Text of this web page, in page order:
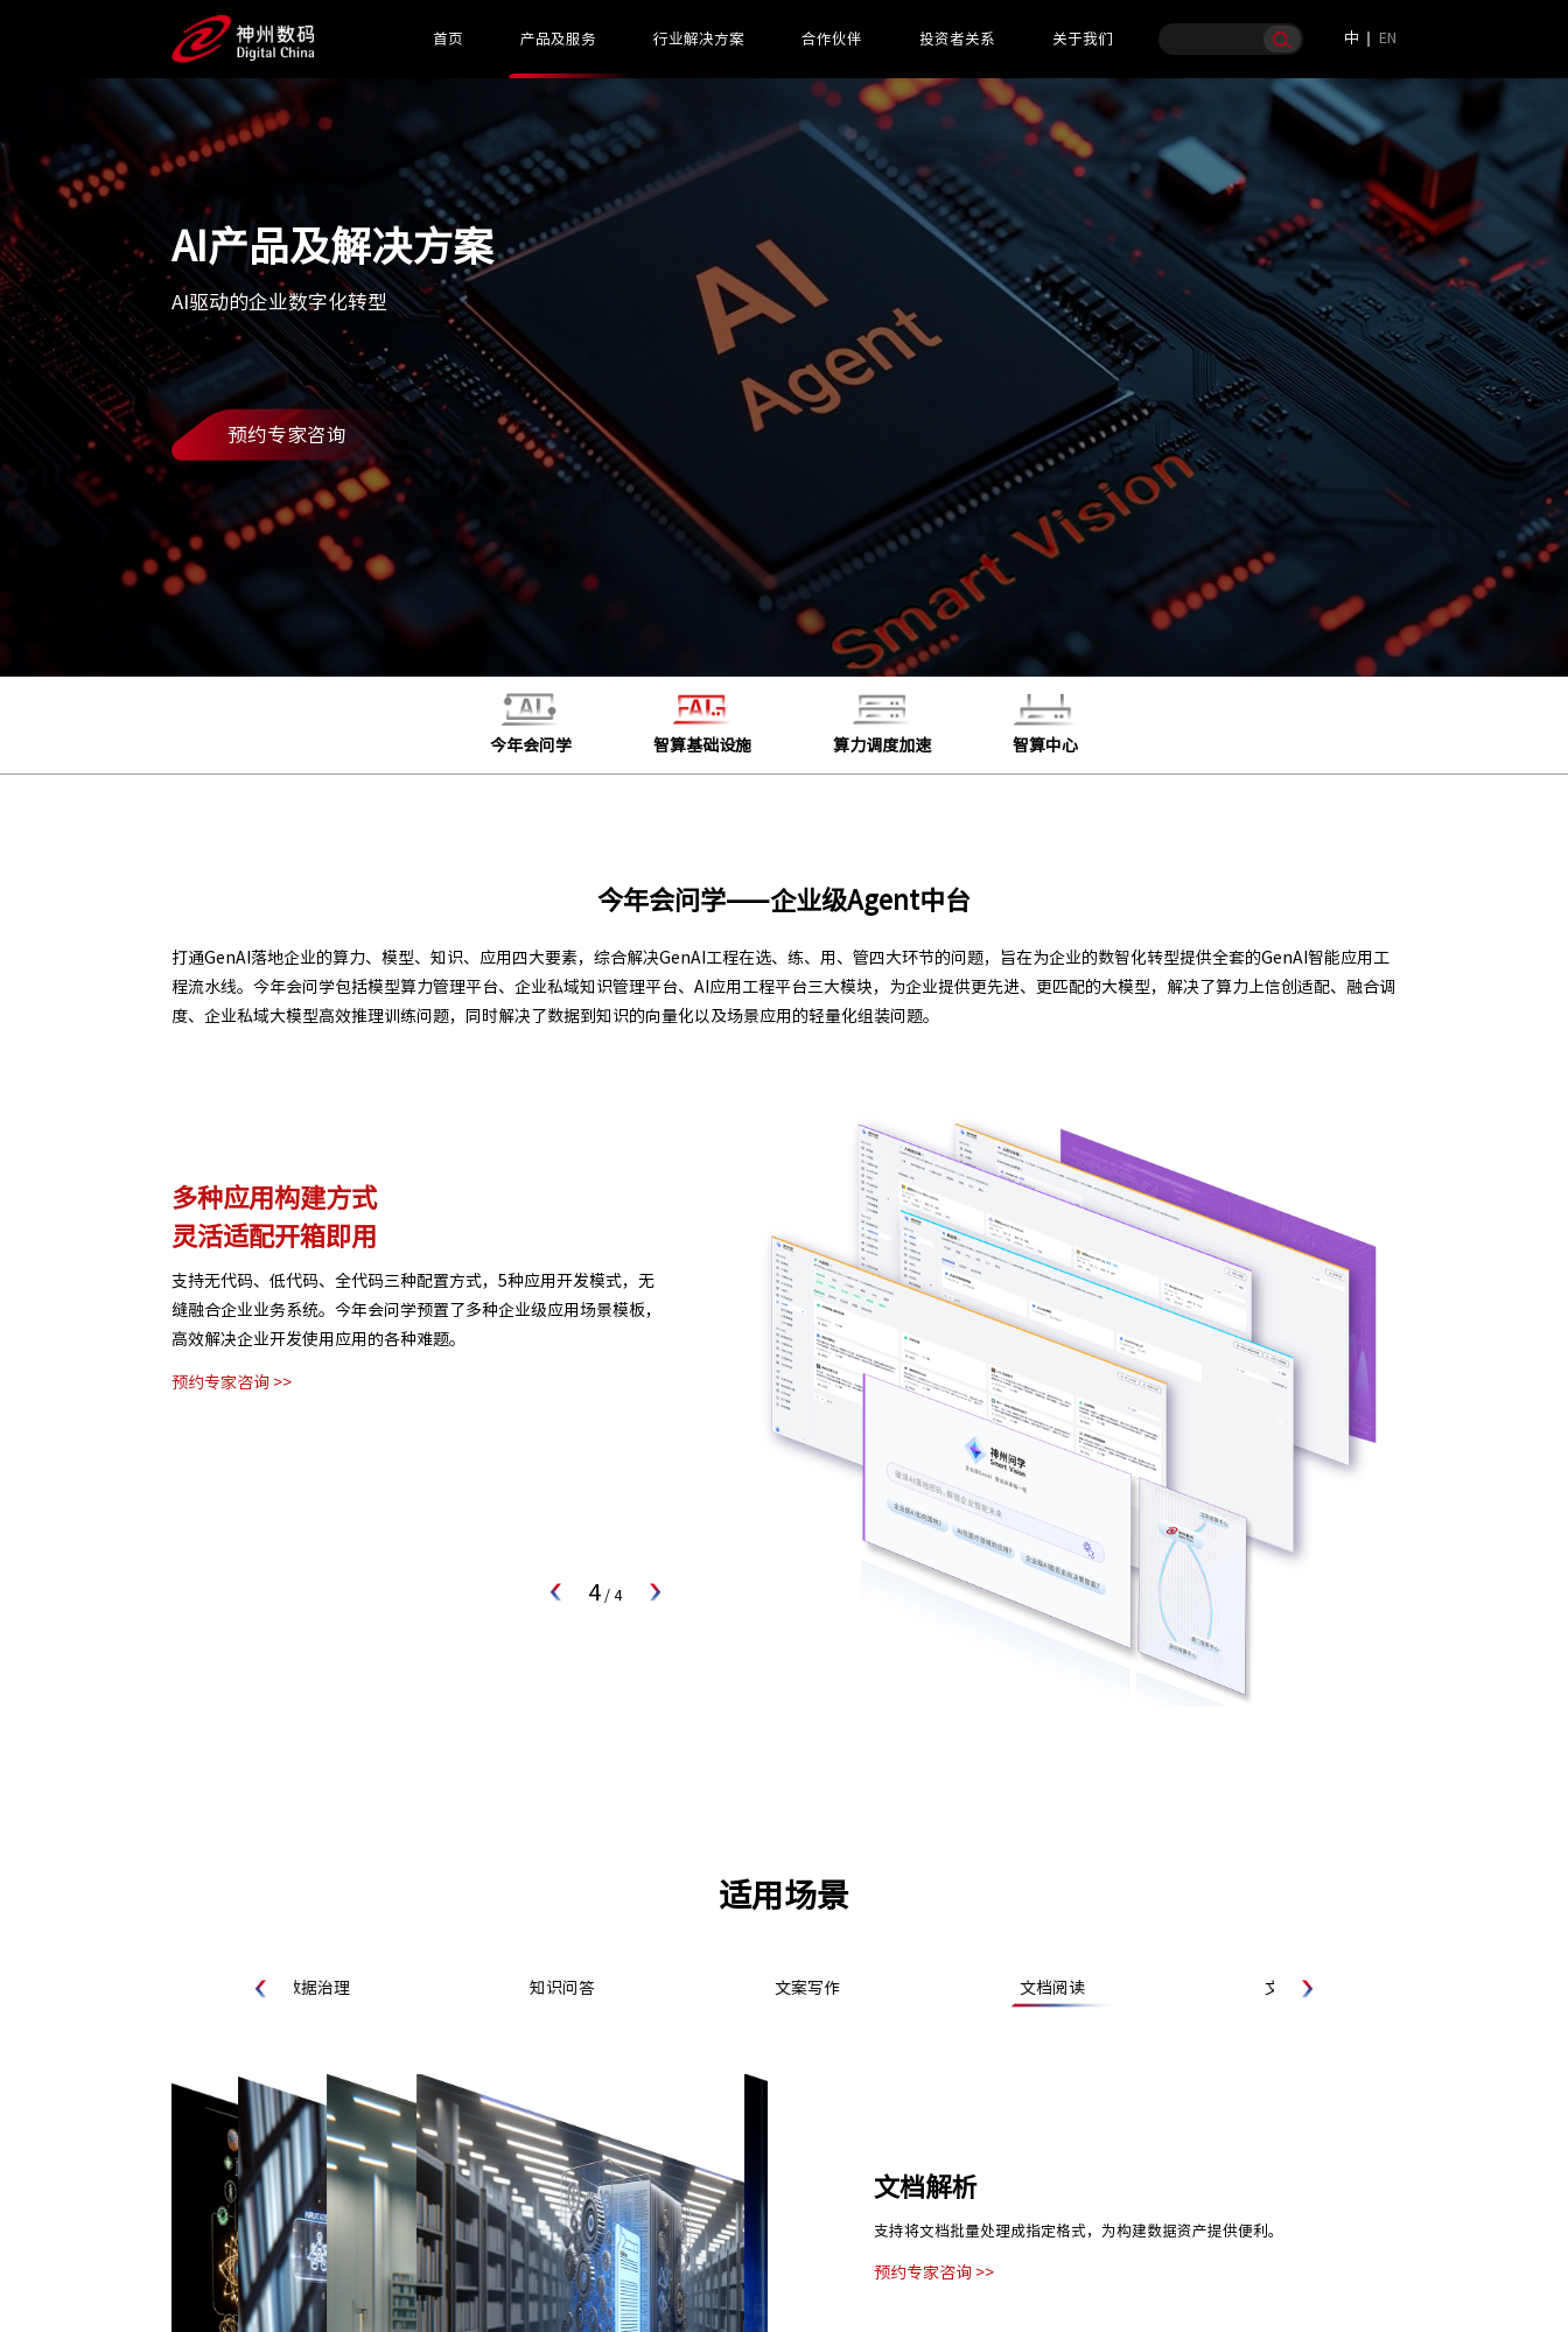
首页 产品及服务 行业解决方案 合作伙伴 投资者关系 关于我们 中 EN
AI产品及解决方案
AI驱动的企业数字化转型
预约专家咨询
今年会问学 智算基础设施 算力调度加速 智算中心
今年会问学——企业级Agent中台
打通GenAI落地企业的算力、模型、知识、应用四大要素，综合解决GenAI工程在选、练、用、管四大环节的问题，旨在为企业的数智化转型提供全套的GenAI智能应用工
程流水线。今年会问学包括模型算力管理平台、企业私域知识管理平台、AI应用工程平台三大模块，为企业提供更先进、更匹配的大模型，解决了算力上信创适配、融合调
度、企业私域大模型高效推理训练问题，同时解决了数据到知识的向量化以及场景应用的轻量化组装问题。
多种应用构建方式
灵活适配开箱即用
支持无代码、低代码、全代码三种配置方式，5种应用开发模式，无
缝融合企业业务系统。今年会问学预置了多种企业级应用场景模板，
高效解决企业开发使用应用的各种难题。
预约专家咨询 >>
异构算力统一纳管
模型算力全面优化
今年会问学支持信创/非信创、多品牌CPU与GPU异构多端算力的统
一管理，解决大模型算力技术瓶颈，可根据模型、芯片类型，弹性调
度，提高关键核心算力GPU使用效率。
预约专家咨询 >>
4 /4
适用场景
知识问答 文案写作 文档阅读 文档解析 内容翻译
文档解析
支持将文档批量处理成指定格式，为构建数据资产提供便利。
预约专家咨询 >>